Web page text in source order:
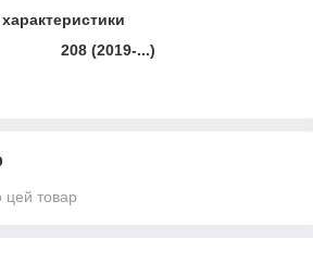
208 (2019-...)
цей товар